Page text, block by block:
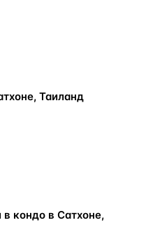
Таиланд
кондо в Сатхоне,